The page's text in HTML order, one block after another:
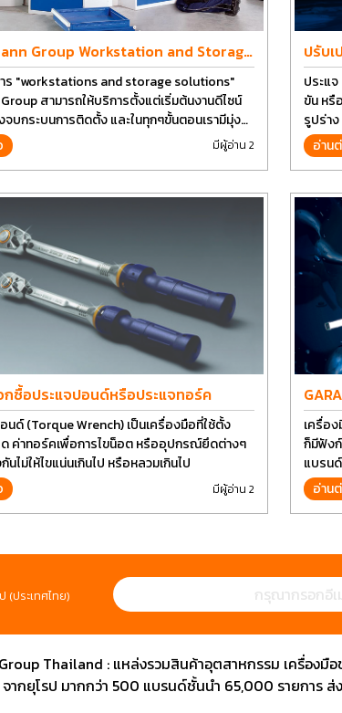
Group Workstation and Storage
ร "workstations and storage solutions"
สามารถให้บริการตั้งแต่เริ่มต้นงานดีไซน์
จบกระบนการติดตั้ง และในทุกๆขั้นตอนเรามีมุ่ง
ะให้คุณได้รับคุณภาพและการที่งานที่ดีที่สุด บน
สุดเช่นกัน
มีผู้อ่าน 2
ปรับ
ยืดอา
ประแ
ขัน หรื
รูปร่า
อ่าน
กซื้อประแจปอนด์หรือประแจทอร์ค
นด์ (Torque Wrench) เป็นเครื่องมือที่ใช้ตั้ง
ค่าทอร์คเพื่อการไขน็อต หรืออุปกรณ์ยึดต่างๆ
นไม่ให้ไขแน่นเกินไป หรือหลวมเกินไป
มีผู้อ่าน 2
เครื่อ
ก็มีฟัง
แบรน
ปัจจุบั
หลายป
อ่าน
(ประเทศไทย)
Thailand : แหล่งรวมสินค้าอุตสาหกรรม เครื่องมื
ากยุโรป มากกว่า 500 แบรนด์ชั้นนำ 65,000 รายการ ส่